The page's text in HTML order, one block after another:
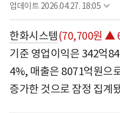
업데이트 2026.04.27. 18:05
한화시스템(70,700원 ▲
기준 영업이익은 342억
4%, 매출은 8071억원으
증가한 것으로 잠정 집계